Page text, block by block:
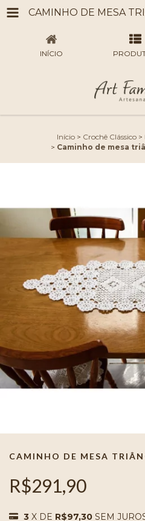
INÍCIO
Início > Crochê Clássico >
> Caminho de mesa
CAMINHO DE MESA
R$291,90
3 X DE R$97,30 SEM